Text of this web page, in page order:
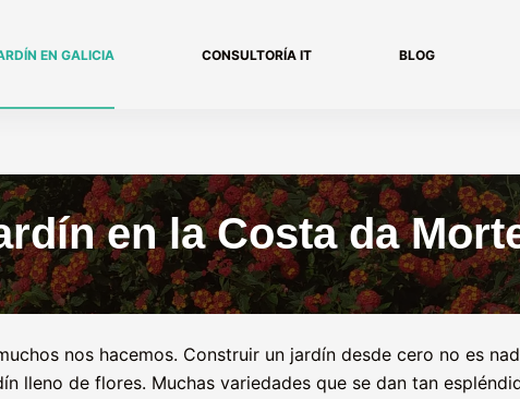
EN GALICIA CONSULTORÍA IT BLOG
en la Costa da
nos hacemos. Construir un jardín desde cero no es
lleno de flores. Muchas variedades que se dan tan